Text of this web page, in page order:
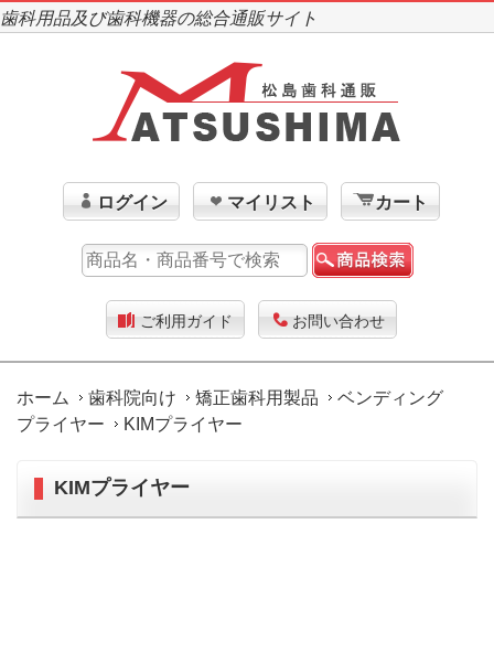
歯科用品及び歯科機器の総合通販サイト
ログイン マイリスト カート
ご利用ガイド お問い合わせ
ホーム 歯科院向け 矯正歯科用製品
ベンディング
プライヤー
KIMプライヤー
KIMプライヤー